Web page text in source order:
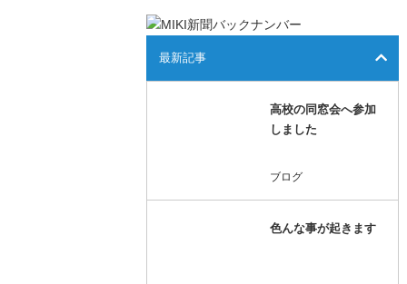
最新記事
高校の同窓会へ参加
しました
ブログ
色んな事が起きます